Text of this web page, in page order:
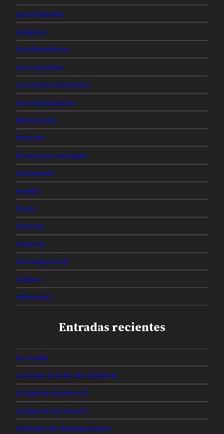
Las soledades
Lenguas
Los abandonos
Los caprichos
Los sueños disolutos
Los sufrimientos
Mis enlaces
Noticias
Novela por entregas
Oneiremas
Poesía
Posts
Tiernos
Tutorial
Uncategorized
Videos
Webcomic
Entradas recientes
De vuelta
Canción al dolor de olvidarte
La liga de los feos (2)
La liga de los feos (1)
Glosario de chilanguismos